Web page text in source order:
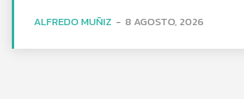
ALFREDO MUÑIZ - 8 AGOSTO, 2026